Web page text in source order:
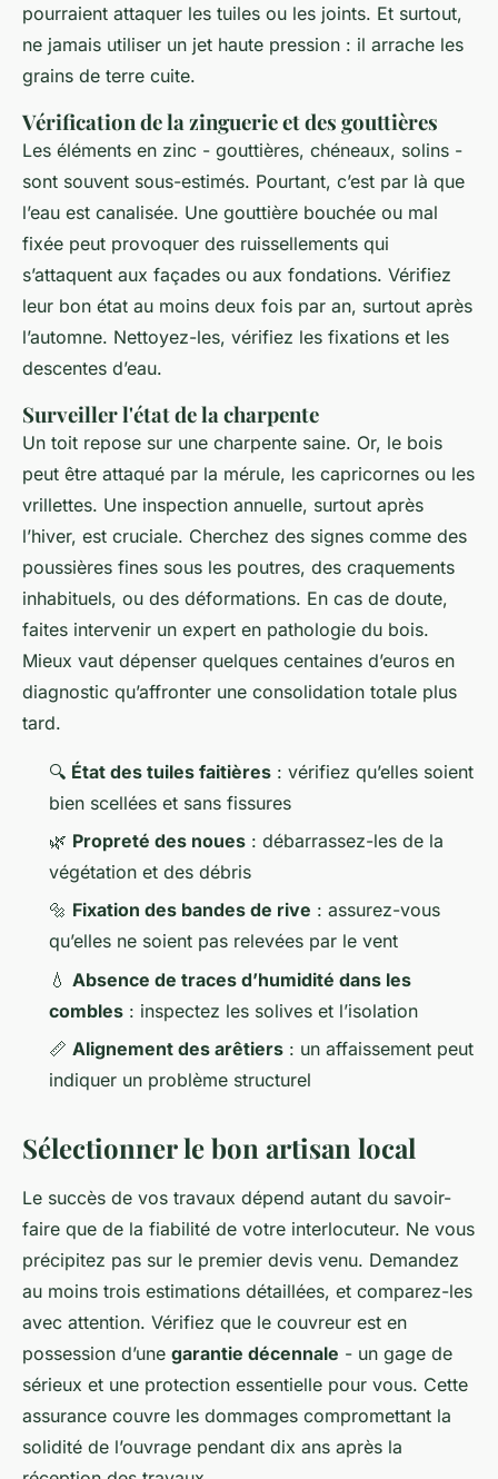
pourraient attaquer les tuiles ou les joints. Et surtout,
ne jamais utiliser un jet haute pression : il arrache les
grains de terre cuite.
Vérification de la zinguerie et des gouttières
Les éléments en zinc - gouttières, chéneaux, solins -
sont souvent sous-estimés. Pourtant, c’est par là que
l’eau est canalisée. Une gouttière bouchée ou mal
fixée peut provoquer des ruissellements qui
s’attaquent aux façades ou aux fondations. Vérifiez
leur bon état au moins deux fois par an, surtout après
l’automne. Nettoyez-les, vérifiez les fixations et les
descentes d’eau.
Surveiller l'état de la charpente
Un toit repose sur une charpente saine. Or, le bois
peut être attaqué par la mérule, les capricornes ou les
vrillettes. Une inspection annuelle, surtout après
l’hiver, est cruciale. Cherchez des signes comme des
poussières fines sous les poutres, des craquements
inhabituels, ou des déformations. En cas de doute,
faites intervenir un expert en pathologie du bois.
Mieux vaut dépenser quelques centaines d’euros en
diagnostic qu’affronter une consolidation totale plus
tard.
🔍 État des tuiles faitières : vérifiez qu’elles soient
bien scellées et sans fissures
🌿 Propreté des noues : débarrassez-les de la
végétation et des débris
🔩 Fixation des bandes de rive : assurez-vous
qu’elles ne soient pas relevées par le vent
💧 Absence de traces d’humidité dans les
combles : inspectez les solives et l’isolation
📏 Alignement des arêtiers : un affaissement peut
indiquer un problème structurel
Sélectionner le bon artisan local
Le succès de vos travaux dépend autant du savoir-
faire que de la fiabilité de votre interlocuteur. Ne vous
précipitez pas sur le premier devis venu. Demandez
au moins trois estimations détaillées, et comparez-les
avec attention. Vérifiez que le couvreur est en
possession d’une garantie décennale - un gage de
sérieux et une protection essentielle pour vous. Cette
assurance couvre les dommages compromettant la
solidité de l’ouvrage pendant dix ans après la